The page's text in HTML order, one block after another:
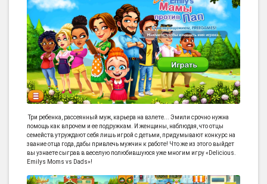
БИЗНЕС
ТРИ-В-РЯД
СТРАТЕГИИ
СТРЕЛЯЛКИ
КВЕСТ
КАК СКАЧАТЬ
НОВОСТИ
Три ребенка, рассеянный муж, карьера на взлете... Эмили срочно нужна
помощь как впрочем и ее подружкам. И женщины, наблюдая, что отцы
семейств утруждают себя лишь игрой с детьми, придумывают конкурс на
звание отца года, дабы привлечь мужчин к работе! Что же из этого выйдет
вы узнаете сыграв в веселую полюбившуюся уже многим игру «Delicious.
Emilys Moms vs Dads»!